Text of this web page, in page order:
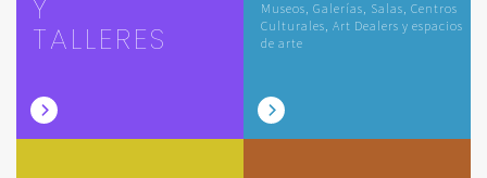
Y
TALLERES
Museos, Galerías, Salas, Centros
Culturales, Art Dealers y espacios
de arte